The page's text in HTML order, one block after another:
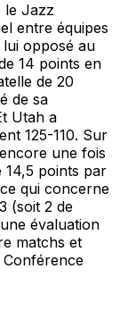
le Jazz
entre équipes
opposé au
14 points en
de 20
de sa
Utah a
125-110. Sur
une fois
points par
qui concerne
(soit 2 de
évaluation
matchs et
Conférence